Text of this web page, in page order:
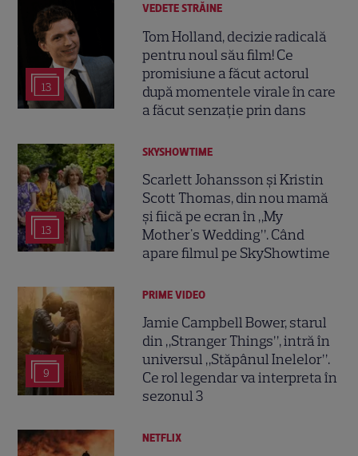
13
VEDETE STRĂINE
Tom Holland, decizie radicală
pentru noul său film! Ce
promisiune a făcut actorul
după momentele virale în care
a făcut senzație prin dans
13
SKYSHOWTIME
Scarlett Johansson și Kristin
Scott Thomas, din nou mamă
și fiică pe ecran în „My
Mother's Wedding”. Când
apare filmul pe SkyShowtime
9
PRIME VIDEO
Jamie Campbell Bower, starul
din „Stranger Things”, intră în
universul „Stăpânul Inelelor”.
Ce rol legendar va interpreta în
sezonul 3
NETFLIX